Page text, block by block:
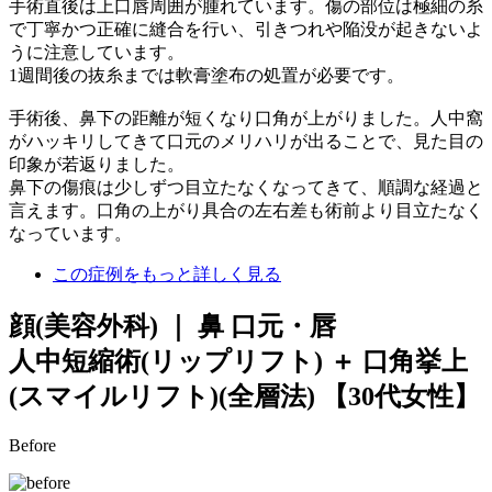
手術直後は上口唇周囲が腫れています。傷の部位は極細の糸
で丁寧かつ正確に縫合を行い、引きつれや陥没が起きないよ
うに注意しています。
1週間後の抜糸までは軟膏塗布の処置が必要です。
手術後、鼻下の距離が短くなり口角が上がりました。人中窩
がハッキリしてきて口元のメリハリが出ることで、見た目の
印象が若返りました。
鼻下の傷痕は少しずつ目立たなくなってきて、順調な経過と
言えます。口角の上がり具合の左右差も術前より目立たなく
なっています。
この症例をもっと詳しく見る
顔(美容外科) ｜ 鼻 口元・唇
人中短縮術(リップリフト) ＋ 口角挙上
(スマイルリフト)(全層法)
【30代女性】
Before